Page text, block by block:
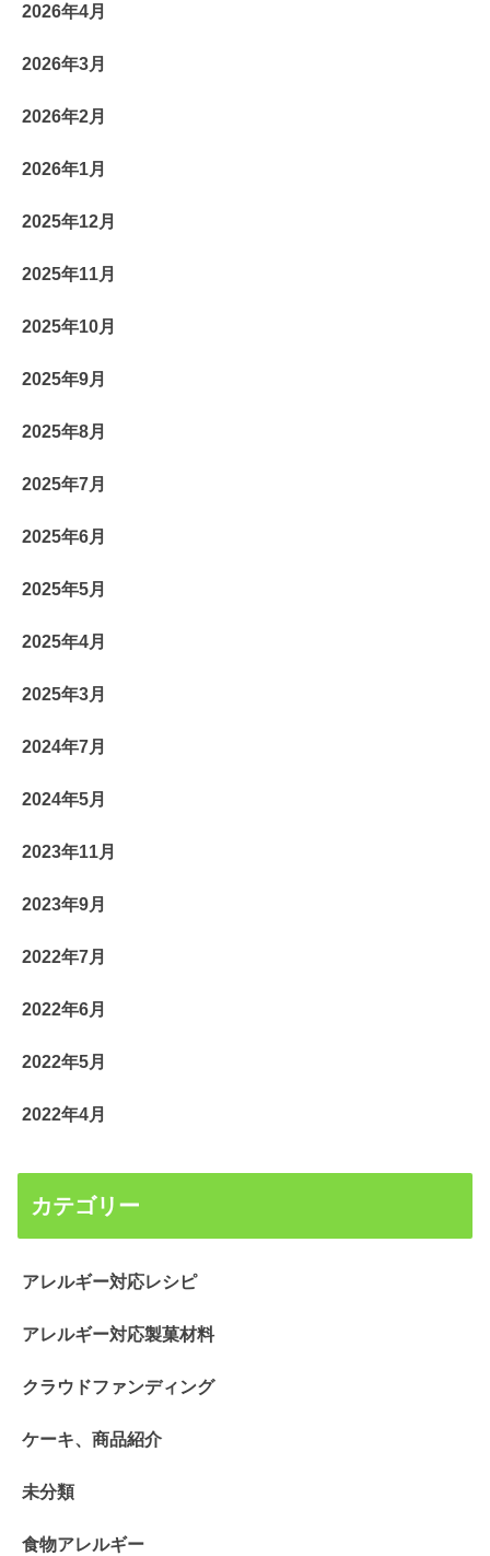
2026年4月
2026年3月
2026年2月
2026年1月
2025年12月
2025年11月
2025年10月
2025年9月
2025年8月
2025年7月
2025年6月
2025年5月
2025年4月
2025年3月
2024年7月
2024年5月
2023年11月
2023年9月
2022年7月
2022年6月
2022年5月
2022年4月
カテゴリー
アレルギー対応レシピ
アレルギー対応製菓材料
クラウドファンディング
ケーキ、商品紹介
未分類
食物アレルギー